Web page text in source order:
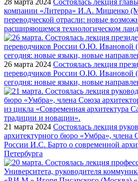
компании «Литерра» И.А. Мищенко
переводческой отрасли: новые
расширяющемся технологическом
26 марта 2024 Состоялась лекция
переводчиков России О.Ю. Ивановой
сегодня: новые языки, новые
21 марта 2024 Состоялась лекция
архитектурного бюро «Умбра», члена
России И.С. Барто о современной
Петербурга